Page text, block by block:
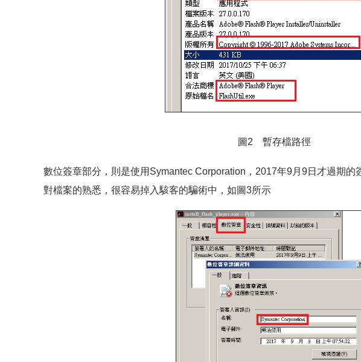
圖2 暫存檔路徑
數位簽章部分，則是使用Symantec Corporation，2017年9月9日才過期的
對檔案的熟悉，很容易掉入駭客的騙術中，如圖3所示